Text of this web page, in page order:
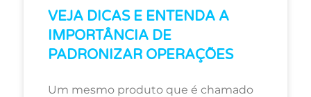
VEJA DICAS E ENTENDA A
IMPORTÂNCIA DE
PADRONIZAR OPERAÇÕES
Um mesmo produto que é chamado